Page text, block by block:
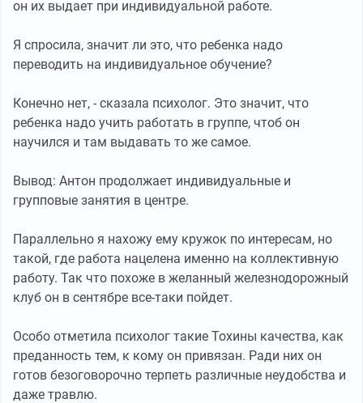
он их выдает при индивидуальной работе.
Я спросила, значит ли это, что ребенка надо
переводить на индивидуальное обучение?
Конечно нет, - сказала психолог. Это значит, что
ребенка надо учить работать в группе, чтоб он
научился и там выдавать то же самое.
Вывод: Антон продолжает индивидуальные и
групповые занятия в центре.
Параллельно я нахожу ему кружок по интересам, но
такой, где работа нацелена именно на коллективную
работу. Так что похоже в желанный железнодорожный
клуб он в сентябре все-таки пойдет.
Особо отметила психолог такие Тохины качества, как
преданность тем, к кому он привязан. Ради них он
готов безоговорочно терпеть различные неудобства и
даже травлю.